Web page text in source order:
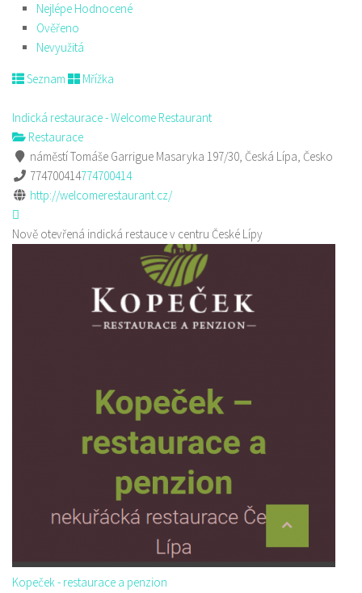
Nejlépe Hodnocené
Ověřeno
Nevyužitá
Seznam Mřížka
Indická restaurace - Welcome Restaurant
Restaurace
náměstí Tomáše Garrigue Masaryka 197/30, Česká Lípa, Česko
774700414774700414
http://welcomerestaurant.cz/
Nově otevřená indická restauce v centru České Lípy
Kopeček - restaurace a penzion